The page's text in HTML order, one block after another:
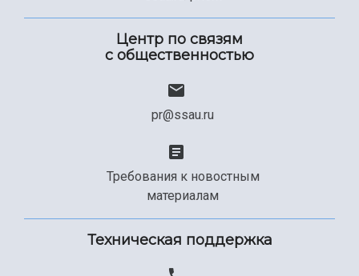
Центр по связям
с общественностью
pr@ssau.ru
Требования к новостным
материалам
Техническая поддержка